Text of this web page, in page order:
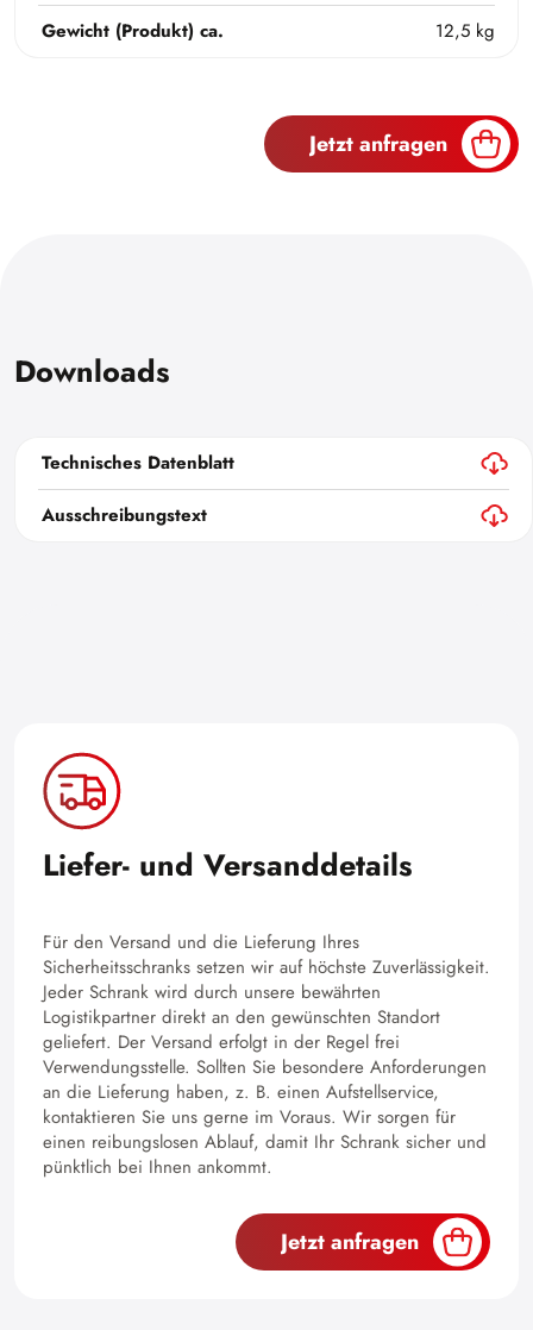
Gewicht (Produkt) ca.
12,5 kg
Jetzt anfragen
Downloads
Technisches Datenblatt
Ausschreibungstext
Liefer- und Versanddetails
Für den Versand und die Lieferung Ihres
Sicherheitsschranks setzen wir auf höchste Zuverlässigkeit.
Jeder Schrank wird durch unsere bewährten
Logistikpartner direkt an den gewünschten Standort
geliefert. Der Versand erfolgt in der Regel frei
Verwendungsstelle. Sollten Sie besondere Anforderungen
an die Lieferung haben, z. B. einen Aufstellservice,
kontaktieren Sie uns gerne im Voraus. Wir sorgen für
einen reibungslosen Ablauf, damit Ihr Schrank sicher und
pünktlich bei Ihnen ankommt.
Jetzt anfragen